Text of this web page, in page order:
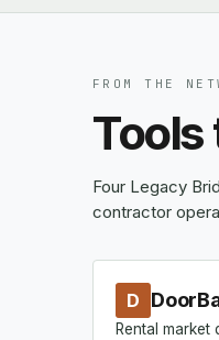
FROM THE
Tools
Four Legacy
contractor
D
Rental market